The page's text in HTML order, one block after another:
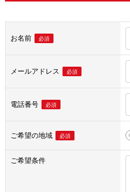
お名前 必須
メールアドレス 必須
電話番号 必須
ご希望の地域 必須
ご希望条件